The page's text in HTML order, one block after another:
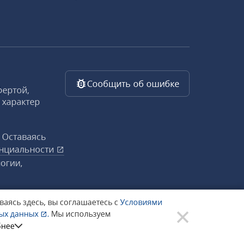
здесь, вы соглашаетесь с Условиями
данных . Мы используем
Сообщить об ошибке